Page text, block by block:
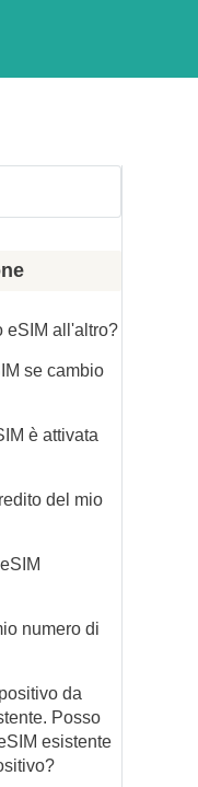
eSIM all'altro?
se cambio
è attivata
del mio
numero di
da
Posso
esistente